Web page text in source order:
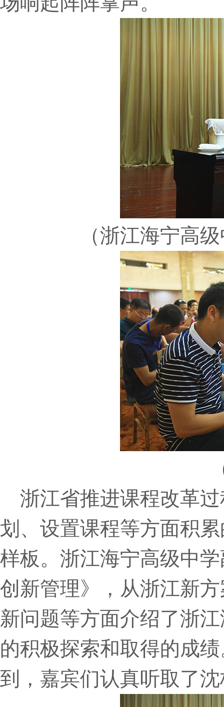
（浙江海宁高
浙江省推进课程改革过
划、设置课程等方面积
样板。浙江海宁高级中
创新管理》，从浙江新
新问题等方面介绍了浙
的积极探索和取得的成
到，嘉宾们认真听取了